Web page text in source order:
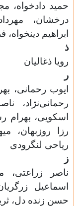
حمید دادخواه،
درخشان،
ابراهیم
ذ
رویا ذغالیان
ر
ایوب رحمانی،
رحمانی‌نژاد،
اسکویی، بهرام
رزا روزبهان،
ریاحی لنگرودی
ز
ناصر
اسماعیل
حسن زنده دل،